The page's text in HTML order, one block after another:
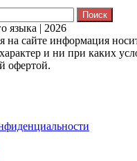
языка | 2026
на сайте информация
и ни при каких
офертой.